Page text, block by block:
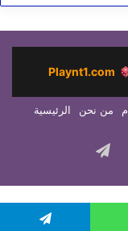
Playnt1.com
من نحن الرئيسية
تيلقرام
Social Media